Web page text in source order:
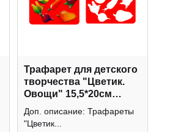
Трафарет для детского
творчества "Цветик.
Овощи" 15,5*20см
2091291414 Невская
палитра
Доп. описание: Трафареты
"Цветик...